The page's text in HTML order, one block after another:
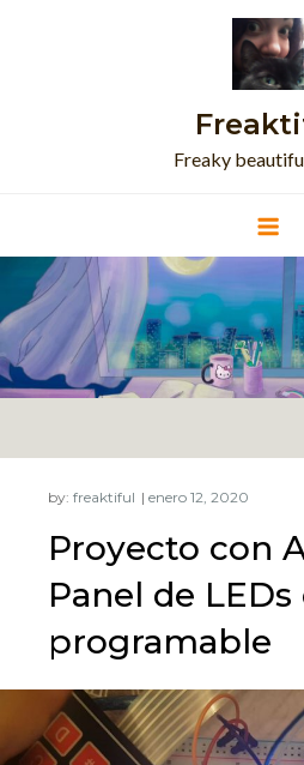
Freaky
by: freaktiful
Proyecto con
Panel de
programable